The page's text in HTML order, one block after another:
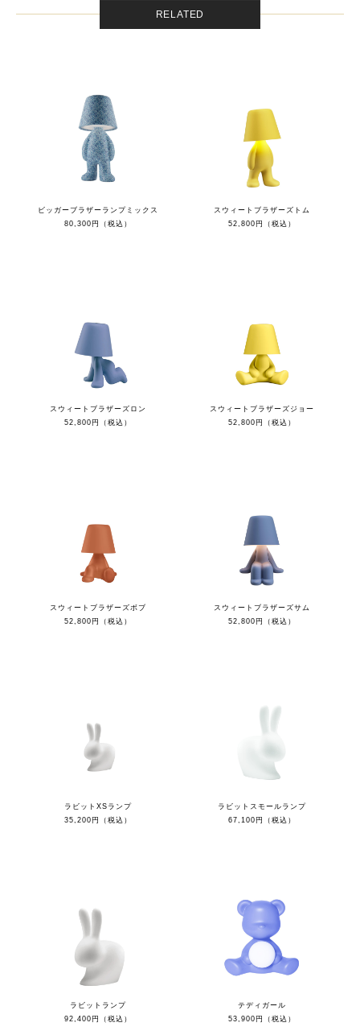
RELATED
ビッガーブラザーランプミックス
80,300円（税込）
スウィートブラザーズトム
52,800円（税込）
スウィートブラザーズロン
52,800円（税込）
スウィートブラザーズジョー
52,800円（税込）
スウィートブラザーズボブ
52,800円（税込）
スウィートブラザーズサム
52,800円（税込）
ラビットXSランプ
35,200円（税込）
ラビットスモールランプ
67,100円（税込）
ラビットランプ
92,400円（税込）
テディガール
53,900円（税込）